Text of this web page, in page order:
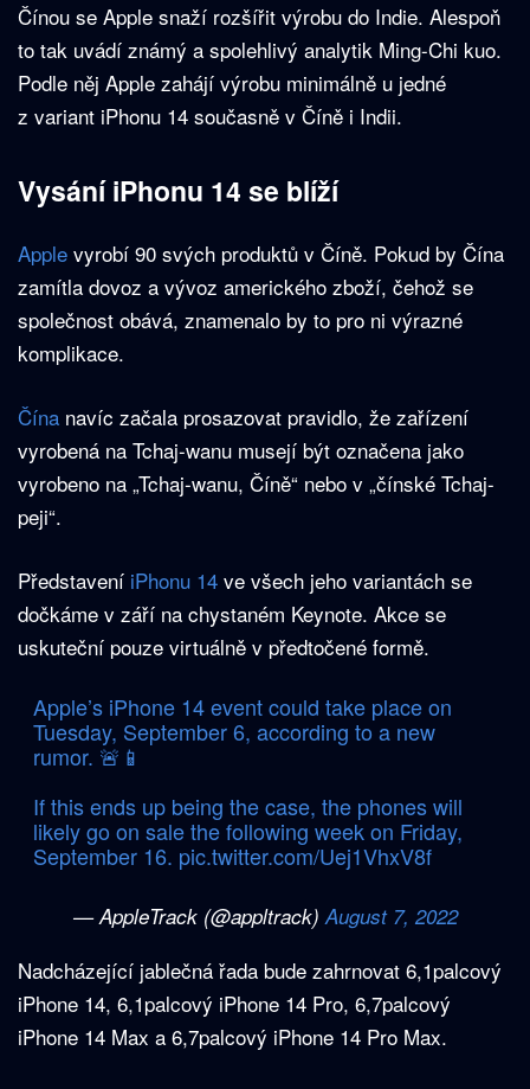
Čínou se Apple snaží rozšířit výrobu do Indie. Alespoň
to tak uvádí známý a spolehlivý analytik Ming-Chi kuo.
Podle něj Apple zahájí výrobu minimálně u jedné
z variant iPhonu 14 současně v Číně i Indii.
Vysání iPhonu 14 se blíží
Apple vyrobí 90 svých produktů v Číně. Pokud by Čína
zamítla dovoz a vývoz amerického zboží, čehož se
společnost obává, znamenalo by to pro ni výrazné
komplikace.
Čína navíc začala prosazovat pravidlo, že zařízení
vyrobená na Tchaj-wanu musejí být označena jako
vyrobeno na „Tchaj-wanu, Číně“ nebo v „čínské Tchaj-
peji“.
Představení iPhonu 14 ve všech jeho variantách se
dočkáme v září na chystaném Keynote. Akce se
uskuteční pouze virtuálně v předtočené formě.
Apple’s iPhone 14 event could take place on
Tuesday, September 6, according to a new
rumor. 🚨📱
If this ends up being the case, the phones will
likely go on sale the following week on Friday,
September 16. pic.twitter.com/Uej1VhxV8f
— AppleTrack (@appltrack)August 7, 2022
Nadcházející jablečná řada bude zahrnovat 6,1palcový
iPhone 14, 6,1palcový iPhone 14 Pro, 6,7palcový
iPhone 14 Max a 6,7palcový iPhone 14 Pro Max.